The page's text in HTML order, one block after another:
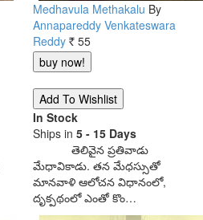
Medhavula Methakalu By
Annapareddy Venkateswara
Reddy Rs. 55
In Stock
Ships in 5 - 15 Days
తెలివైన ప్రతివాడు
మేధావికాడు. తన మేధస్సుతో
మానవాళి ఆలోచన విధానంలో,
దృక్పథంలో ఎంతో కొం…